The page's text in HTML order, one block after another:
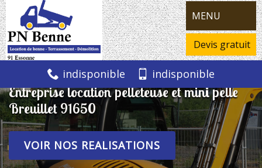
MENU
Devis gratuit
indisponible indisponible
Entreprise location pelleteuse et mini pelle
Breuillet 91650
VOIR NOS REALISATIONS